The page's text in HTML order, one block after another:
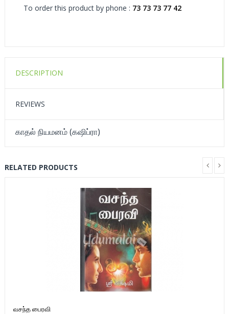
To order this product by phone : 73 73 73 77 42
DESCRIPTION
REVIEWS
காதல் நியமனம் (கஷிப்ரா)
RELATED PRODUCTS
வசந்த பைரவி